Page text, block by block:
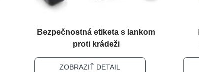
Bezpečnostná etiketa s lankom
proti krádeži
ZOBRAZIŤ DETAIL